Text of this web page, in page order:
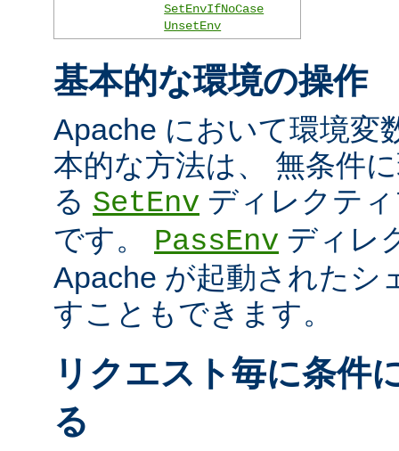
SetEnvIfNoCase
UnsetEnv
基本的な環境の操作
Apache において環境変
本的な方法は、 無条件
る SetEnv ディレクテ
です。 PassEnv ディレ
Apache が起動されたシ
すこともできます。
リクエスト毎に条件
る